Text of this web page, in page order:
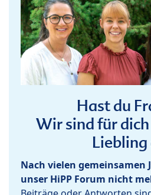
Hast du
Wir sind für
Liebling
Nach vielen gemeinsamen
unser HiPP Forum nicht